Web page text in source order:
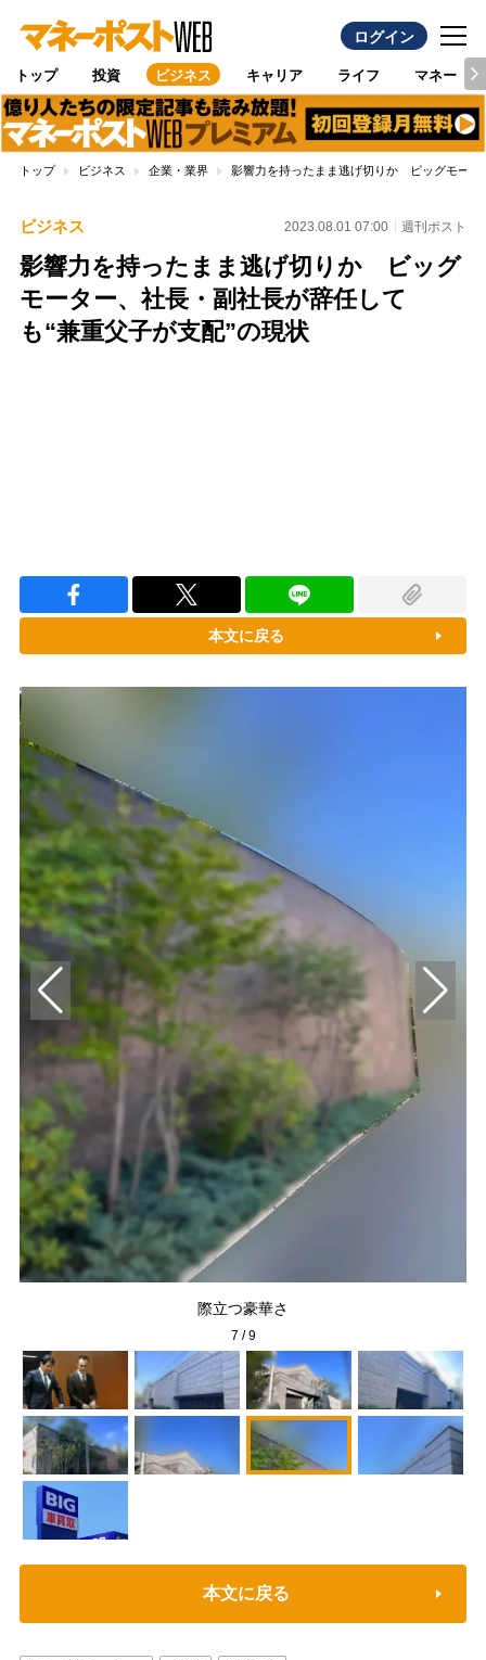
ログイン
トップ 投資 ビジネス キャリア ライフ マネー
トップ ビジネス 企業・業界 影響力を持ったまま逃げ切りか ビッグモータ
ビジネス 2023.08.01 07:00 週刊ポスト
影響力を持ったまま逃げ切りか ビッグ
モーター、社長・副社長が辞任して
も“兼重父子が支配”の現状
本文に戻る
際立つ豪華さ
7 /9
本文に戻る